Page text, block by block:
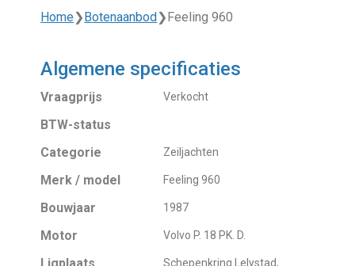
Home❯Botenaanbod❯Feeling 960
Algemene specificaties
Vraagprijs Verkocht
BTW-status
Categorie
Zeiljachten
Merk / model Feeling 960
Bouwjaar 1987
Motor Volvo P. 18 PK. D.
Ligplaats
Schepenkring Lelystad,